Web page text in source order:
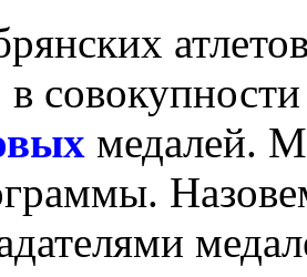
в
медалей.